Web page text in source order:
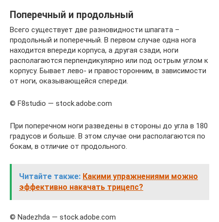
Поперечный и продольный
Всего существует две разновидности шпагата –
продольный и поперечный. В первом случае одна нога
находится впереди корпуса, а другая сзади, ноги
располагаются перпендикулярно или под острым углом к
корпусу. Бывает лево- и правосторонним, в зависимости
от ноги, оказывающейся спереди.
© F8studio — stock.adobe.com
При поперечном ноги разведены в стороны до угла в 180
градусов и больше. В этом случае они располагаются по
бокам, в отличие от продольного.
Читайте также: Какими упражнениями можно
эффективно накачать трицепс?
© Nadezhda — stock.adobe.com